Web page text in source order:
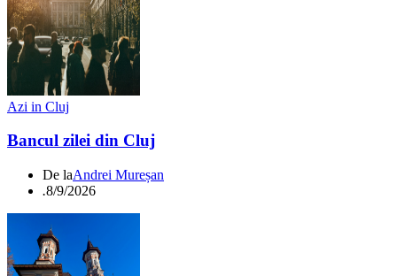
Azi in Cluj
Bancul zilei din Cluj
De laAndrei Mureșan
.8/9/2026